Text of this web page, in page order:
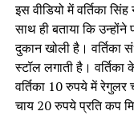
इस वीडियो में वर्तिका
साथ ही बताया कि
दुकान खोली है। वर्तिका
स्टॉल लगाती है। वर्तिका
वर्तिका 10 रुपये में
चाय 20 रुपये प्रति कप